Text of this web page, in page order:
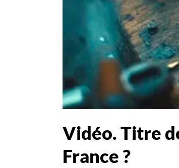
Vidéo. Titre
France ?